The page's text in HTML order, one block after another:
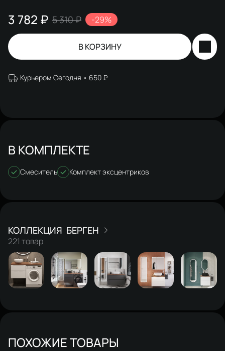
3 782 ₽ 5 310 ₽ -29%
В КОРЗИНУ
Курьером Сегодня 650 ₽
В КОМПЛЕКТЕ
Смеситель Комплект эксцентриков
БЕРГЕН
221 товар
ПОХОЖИЕ ТОВАРЫ